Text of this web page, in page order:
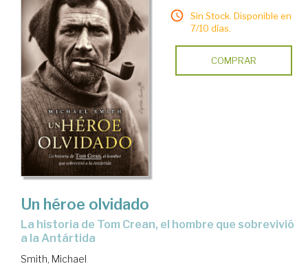
Sin Stock. Disponible en
7/10 días.
COMPRAR
Un héroe olvidado
La historia de Tom Crean, el hombre que sobrevivió
a la Antártida
Smith, Michael